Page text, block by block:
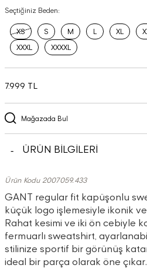
Seçtiğiniz Beden:
XS S M L XL
XXXL
XXXXL
Mağazada Bul
7.999 TL
ÜRÜN BİLGİLERİ
Ürün Kodu 2007059.433
GANT regular fit kapüşonlu
küçük logo işlemesiyle ikonik
Rahat kesimi ve iki ön cebiyle
fermuarlı sweatshirt,
stilinize sportif bir görünüş
ideal bir parça olarak öne